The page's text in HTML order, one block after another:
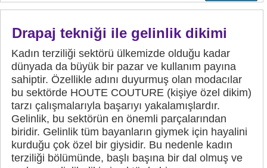
Drapaj tekniği ile gelinlik dikimi
Kadın terziliği sektörü ülkemizde olduğu kadar
dünyada da büyük bir pazar ve kullanım payına
sahiptir. Özellikle adını duyurmuş olan modacılar
bu sektörde HOUTE COUTURE (kişiye özel dikim)
tarzı çalışmalarıyla başarıyı yakalamışlardır.
Gelinlik, bu sektörün en önemli parçalarından
biridir. Gelinlik tüm bayanların giymek için hayalini
kurduğu çok özel bir giysidir. Bu nedenle kadın
terziliği bölümünde, başlı başına bir dal olmuş ve